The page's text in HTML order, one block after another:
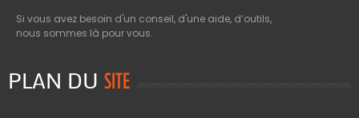
Si vous avez besoin d'un conseil, d'une aide, d’outils,
nous sommes là pour vous.
PLAN DU SITE